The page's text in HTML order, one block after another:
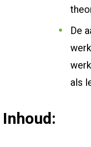
De
als
Inhoud: